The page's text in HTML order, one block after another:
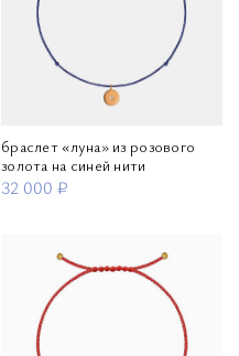
браслет «луна» из розового
золота на синей нити
32 000 ₽